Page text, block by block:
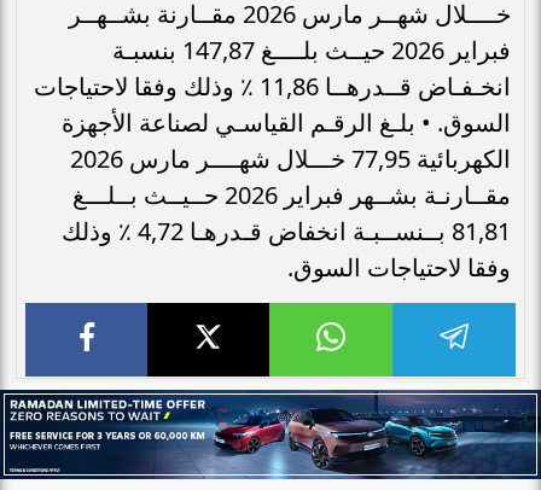
خــــلال شهــر مارس 2026 مقــارنة بشــهــر
فبراير 2026 حيــث بلــــغ 147,87 بنسبـة
انخـفـاض قــدرهــا 11,86 ٪ وذلك وفقا لاحتياجات
السوق. • بلـغ الرقـم القياسـي لصناعة الأجهزة
الكهربائية 77,95 خـــلال شهــــر مارس 2026
مقــارنـة بشــهر فبراير 2026 حــيــث بــلـــغ
81,81 بــنســبـة انخفاض قـدرهـا 4,72 ٪ وذلك
وفقا لاحتياجات السوق.